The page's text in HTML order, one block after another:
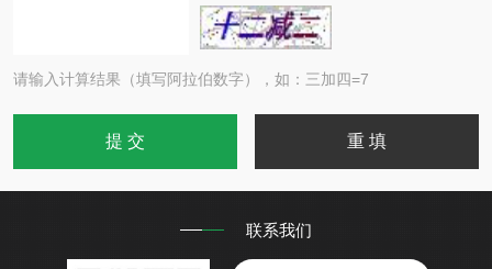
请输入计算结果（填写阿拉伯数字），如：三加四=7
联系我们